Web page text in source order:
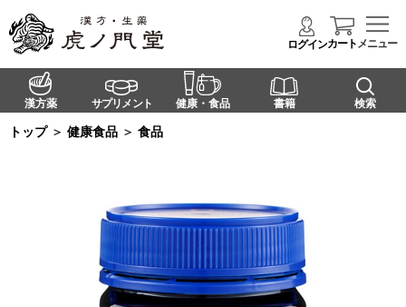
ログインカートメニュー
漢方薬 サプリメント 健康・食品 書籍 検索
トップ ＞ 健康食品 ＞ 食品